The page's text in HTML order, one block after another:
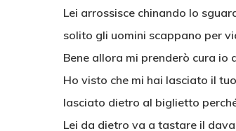
Lei arrossisce chinando lo
solito gli uomini scappano per
Bene allora mi prenderò cura io
Ho visto che mi hai lasciato il
lasciato dietro al biglietto
Lei da dietro va a tastare il